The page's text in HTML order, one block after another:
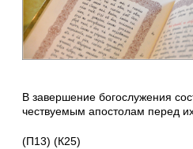
В завершение богослужения
чествуемым апостолам перед
(П13) (К25)